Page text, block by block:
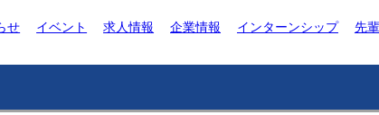
せ イベント 求人情報 企業情報 インターンシップ 先